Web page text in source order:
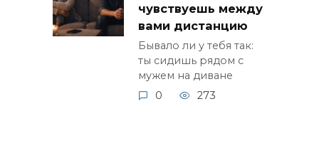
чувствуешь между
вами дистанцию
Бывало ли у тебя так:
ты сидишь рядом с
мужем на диване
0
273